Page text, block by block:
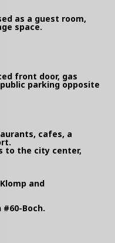
as a guest room,
space.
front door, gas
parking opposite
cafes, a
to the city center,
and
Boch.